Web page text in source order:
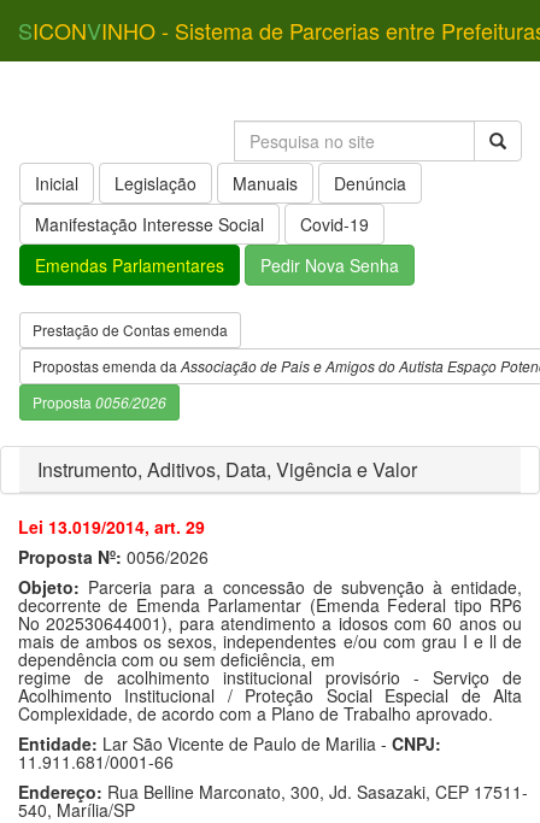
SICONVINHO - Sistema de Parcerias entre
Inicial Legislação Manuais
Denúncia
Manifestação Interesse Social
Covid-19
Emendas Parlamentares
Pedir Nova Senha
Prestação de Contas emenda
Propostas emenda da Associação de Pais e Amigos do Autista Espaço
Proposta 0056/2026
Instrumento, Aditivos, Data, Vigência e Valor
Lei 13.019/2014, art. 29
Proposta Nº: 0056/2026
Objeto: Parceria para a concessão de subvenção à entidade,
decorrente de Emenda Parlamentar (Emenda Federal tipo RP6
No 202530644001), para atendimento a idosos com 60 anos ou
mais de ambos os sexos, independentes e/ou com grau I e ll de
dependência com ou sem deficiência, em
regime de acolhimento institucional provisório - Serviço de
Acolhimento Institucional / Proteção Social Especial de Alta
Complexidade, de acordo com a Plano de Trabalho aprovado.
Entidade: Lar São Vicente de Paulo de Marilia - CNPJ:
11.911.681/0001-66
Endereço: Rua Belline Marconato, 300, Jd. Sasazaki, CEP 17511-
540, Marília/SP